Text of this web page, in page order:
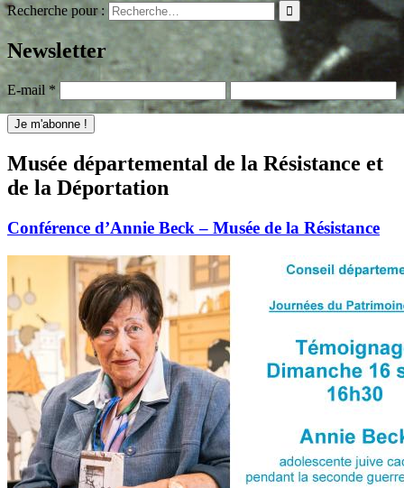
Recherche pour :
Newsletter
E-mail *
Musée départemental de la Résistance et
de la Déportation
Conférence d’Annie Beck – Musée de la Résistance